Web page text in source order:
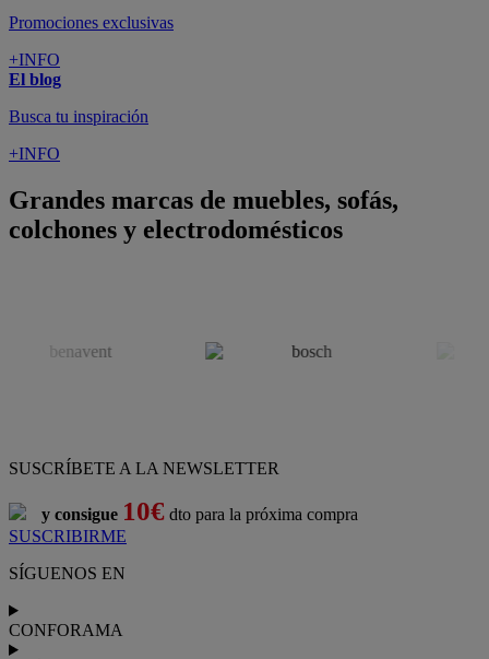
Promociones exclusivas
+INFO
El blog
Busca tu inspiración
+INFO
Grandes marcas de muebles, sofás,
colchones y electrodomésticos
SUSCRÍBETE A LA NEWSLETTER
y consigue 10€ dto para la próxima compra
SUSCRIBIRME
SÍGUENOS EN
CONFORAMA